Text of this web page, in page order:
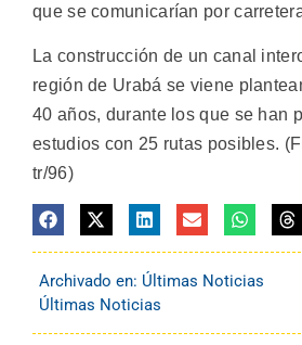
que se comunicarían por
La construcción de un canal
región de Urabá se viene
40 años, durante los que se han
estudios con 25 rutas posibles.
tr/96)
Archivado en: Últimas Noticias
Últimas Noticias